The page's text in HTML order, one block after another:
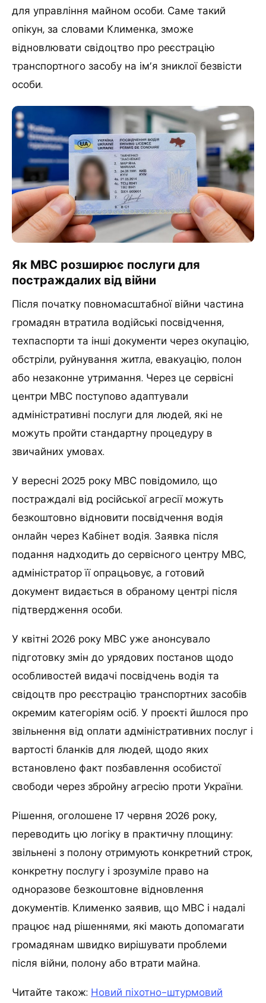
для управління майном особи. Саме такий
опікун, за словами Клименка, зможе
відновлювати свідоцтво про реєстрацію
транспортного засобу на ім’я зниклої безвісти
особи.
Як МВС розширює послуги для
постраждалих від війни
Після початку повномасштабної війни частина
громадян втратила водійські посвідчення,
техпаспорти та інші документи через окупацію,
обстріли, руйнування житла, евакуацію, полон
або незаконне утримання. Через це сервісні
центри МВС поступово адаптували
адміністративні послуги для людей, які не
можуть пройти стандартну процедуру в
звичайних умовах.
У вересні 2025 року МВС повідомило, що
постраждалі від російської агресії можуть
безкоштовно відновити посвідчення водія
онлайн через Кабінет водія. Заявка після
подання надходить до сервісного центру МВС,
адміністратор її опрацьовує, а готовий
документ видається в обраному центрі після
підтвердження особи.
У квітні 2026 року МВС уже анонсувало
підготовку змін до урядових постанов щодо
особливостей видачі посвідчень водія та
свідоцтв про реєстрацію транспортних засобів
окремим категоріям осіб. У проєкті йшлося про
звільнення від оплати адміністративних послуг і
вартості бланків для людей, щодо яких
встановлено факт позбавлення особистої
свободи через збройну агресію проти України.
Рішення, оголошене 17 червня 2026 року,
переводить цю логіку в практичну площину:
звільнені з полону отримують конкретний строк,
конкретну послугу і зрозуміле право на
одноразове безкоштовне відновлення
документів. Клименко заявив, що МВС і надалі
працює над рішеннями, які мають допомагати
громадянам швидко вирішувати проблеми
після війни, полону або втрати майна.
Читайте також: Новий піхотно-штурмовий